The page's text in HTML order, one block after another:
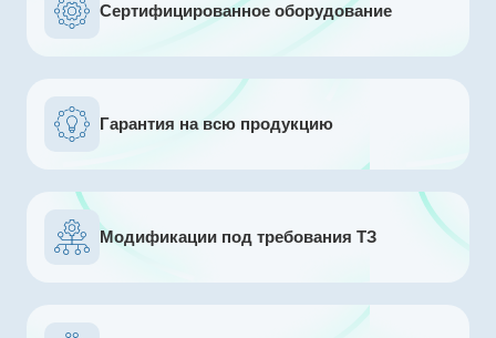
Сертифицированное оборудование
Гарантия на всю продукцию
Модификации под требования ТЗ